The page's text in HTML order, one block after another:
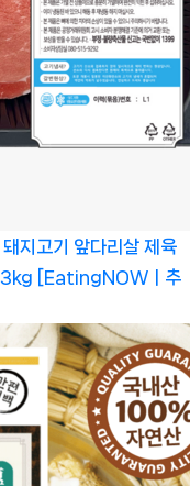
지고기 앞다리살 제육
3kg [EatingNOWㅣ추